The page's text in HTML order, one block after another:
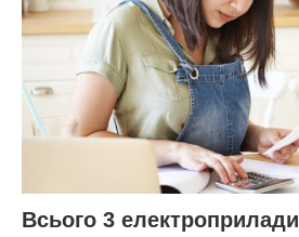
Всього 3 електроприлади